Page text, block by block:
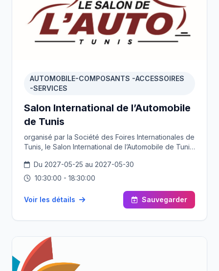
AUTOMOBILE-COMPOSANTS -ACCESSOIRES
-SERVICES
Salon International de l’Automobile
de Tunis
organisé par la Société des Foires Internationales de
Tunis, le Salon International de l’Automobile de Tunis
et utilitaires, autobus, camions, composants et
accessoires pour véhicules, services pour l’industrie
Du 2027-05-25 au 2027-05-30
10:30:00 - 18:30:00
Voir les détails Sauvegarder